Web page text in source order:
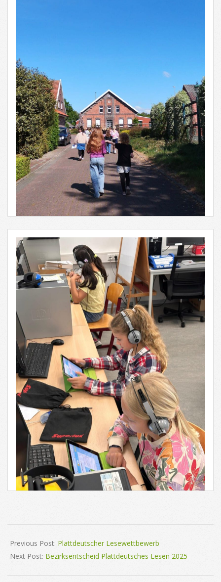
05-
11
Previous Post: Plattdeutscher Lesewettbewerb
Next Post: Bezirksentscheid Plattdeutsches Lesen 2025